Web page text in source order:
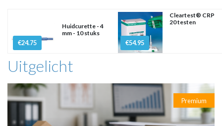
€24.75
Huidcurette - 4
mm - 10 stuks
€54.95
Cleartest® CRP
20 testen
Uitgelicht
Premium